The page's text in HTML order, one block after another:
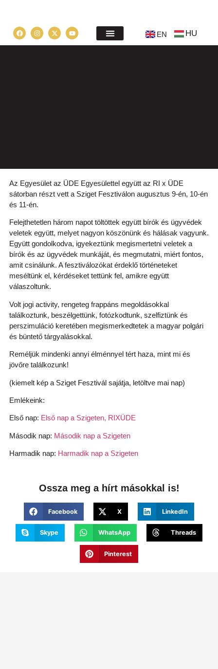
EN HU
Az Egyesület az ÜDE Egyesülettel együtt az RI x ÜDE
sátorban részt vett a Sziget Fesztiválon augusztus 9-én, 10-én
és 11-én.
Felejthetetlen három napot töltöttek együtt bírók és ügyvédek
veletek együtt, melyet nagyon köszönünk és hálásak vagyunk.
Együtt gondolkodva, igyekeztünk megismertetni veletek a
bírók és az ügyvédek munkáját, és megmutatni, miért fontos,
amit csinálunk. A fesztiválozókat érdeklő történeteket
meséltünk el, kérdéseket tettünk fel, amikre együtt
válaszoltunk.
Volt jogi activity, rengeteg frappáns megoldásokkal
találkoztunk, beszélgettünk, fotózkodtunk, szelfiztünk és
perszimuláció keretében megismerkedtetek a magyar polgári
és büntető tárgyalásokkal.
Reméljük mindenki annyi élménnyel tért haza, mint mi és
jövőre találkozunk!
(kiemelt kép a Sziget Fesztivál sajátja, letöltve mai nap)
Emlékeink:
Első nap: Első nap a Szigeten, RIXÜDE
Második nap: Második nap a Szigeten
Harmadik nap: Harmadik nap a Szigeten
Ossza meg a hírt másokkal is!
Facebook X LinkedIn
Skype WhatsApp Threads
Pinterest